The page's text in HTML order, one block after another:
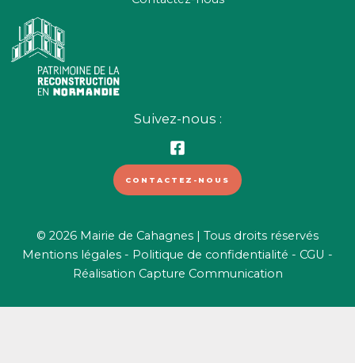
Suivez-nous :
CONTACTEZ-NOUS
© 2026 Mairie de Cahagnes | Tous droits réservés
Mentions légales - Politique de confidentialité - CGU -
Réalisation Capture Communication